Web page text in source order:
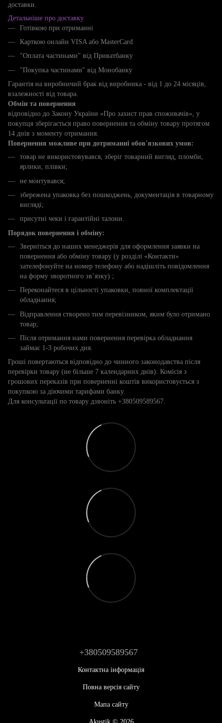
доставки.
Детальніше про доставку
Готівкою при отриманні
Карткою онлайн VISA або MasterCard
"Оплата частинами" від Приватбанку
"Покупка частинами" від Монобанку
Гарантія на виробничий брак від виробника - від 1 до 24 місяців,
взалежності від товара.
Обмін та повернення
відповідно до Закону України «Про захист прав споживачів», у
покупця зберігається право повернення та обміну товару протягом
14 днів з моменту отримання.
Повернення можливе при дотриманні обов'язкових умов:
товар не використовувався, зберіг товарний вигляд, пломби,
ярлики, плівки;
не монтувався;
збережена упаковка без пошкоджень, документація в товарному
вигляді;
присутні чеки і гарантійні талони.
Порядок повернення і обміну:
Зверніться до наших менеджерів для оформлення заявки на
повернення або обміну товару (у розділі «Контакти»
зателефонуйте на номер телефону або надішліть повідомлення
на форму зворотного зв’язку) ;
Переконайтеся в цільності упаковки, повної комплектації
обладнання;
Відправлення створено тим перевізником, яким було отримано
товар;
Після отримання нами повернення перевірка обладнання
займає 1-3 робочих дня.
Гроші повертаються відповідно до чинного законодавства після
перевірки товару (не більше 7 календарних днів). Комісія з
грошових переказів при поверненні коштів використовується з
покупкою за діючими тарифами банку.
Для консультації по товару дзвоніть +380509589567.
+380509589567
Контактна інформація
Повна версія сайту
Мапа сайту